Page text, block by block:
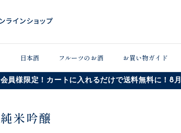
日本酒 フルーツのお酒 お買い物ガイド
会員様限定！カートに入れるだけで送料無料に！8月
純米吟醸